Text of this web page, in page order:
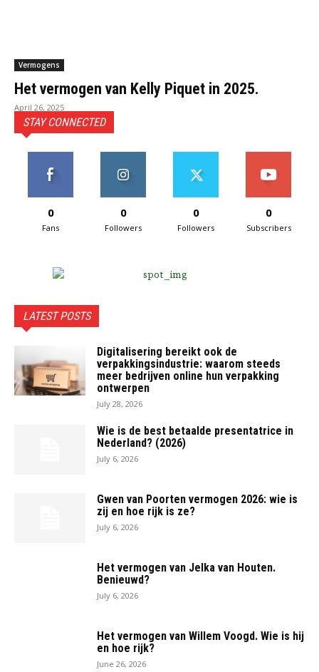
Vermogens
Het vermogen van Kelly Piquet in 2025.
April 26, 2025
STAY CONNECTED
0
Fans
0
Followers
0
Followers
0
Subscribers
LATEST POSTS
Digitalisering bereikt ook de
verpakkingsindustrie: waarom steeds
meer bedrijven online hun verpakking
ontwerpen
July 28, 2026
Wie is de best betaalde presentatrice in
Nederland? (2026)
July 6, 2026
Gwen van Poorten vermogen 2026: wie is
zij en hoe rijk is ze?
July 6, 2026
Het vermogen van Jelka van Houten.
Benieuwd?
July 6, 2026
Het vermogen van Willem Voogd. Wie is hij
en hoe rijk?
June 26, 2026